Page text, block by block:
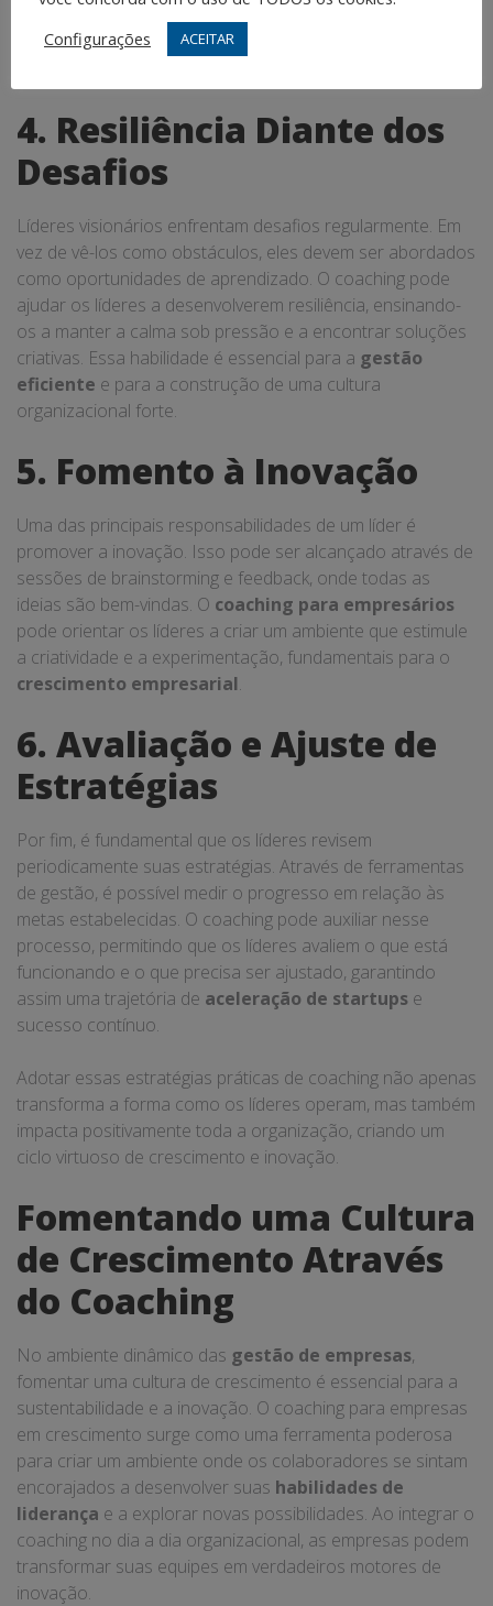
contínuo, seja através de cursos, workshops ou coaching.
Essa mentalidade de crescimento não apenas beneficia o
4. Resiliência Diante dos
Desafios
Líderes visionários enfrentam desafios regularmente. Em
vez de vê-los como obstáculos, eles devem ser abordados
como oportunidades de aprendizado. O coaching pode
ajudar os líderes a desenvolverem resiliência, ensinando-
os a manter a calma sob pressão e a encontrar soluções
criativas. Essa habilidade é essencial para a gestão
eficiente e para a construção de uma cultura
organizacional forte.
5. Fomento à Inovação
Uma das principais responsabilidades de um líder é
promover a inovação. Isso pode ser alcançado através de
sessões de brainstorming e feedback, onde todas as
ideias são bem-vindas. O coaching para empresários
pode orientar os líderes a criar um ambiente que estimule
a criatividade e a experimentação, fundamentais para o
crescimento empresarial.
6. Avaliação e Ajuste de
Estratégias
Por fim, é fundamental que os líderes revisem
periodicamente suas estratégias. Através de ferramentas
de gestão, é possível medir o progresso em relação às
metas estabelecidas. O coaching pode auxiliar nesse
processo, permitindo que os líderes avaliem o que está
funcionando e o que precisa ser ajustado, garantindo
assim uma trajetória de aceleração de startups e
sucesso contínuo.
Adotar essas estratégias práticas de coaching não apenas
transforma a forma como os líderes operam, mas também
impacta positivamente toda a organização, criando um
ciclo virtuoso de crescimento e inovação.
Fomentando uma Cultura
de Crescimento Através
do Coaching
No ambiente dinâmico das gestão de empresas,
fomentar uma cultura de crescimento é essencial para a
sustentabilidade e a inovação. O coaching para empresas
em crescimento surge como uma ferramenta poderosa
para criar um ambiente onde os colaboradores se sintam
encorajados a desenvolver suas habilidades de
liderança e a explorar novas possibilidades. Ao integrar o
coaching no dia a dia organizacional, as empresas podem
transformar suas equipes em verdadeiros motores de
inovação.
Configurações
ACEITAR